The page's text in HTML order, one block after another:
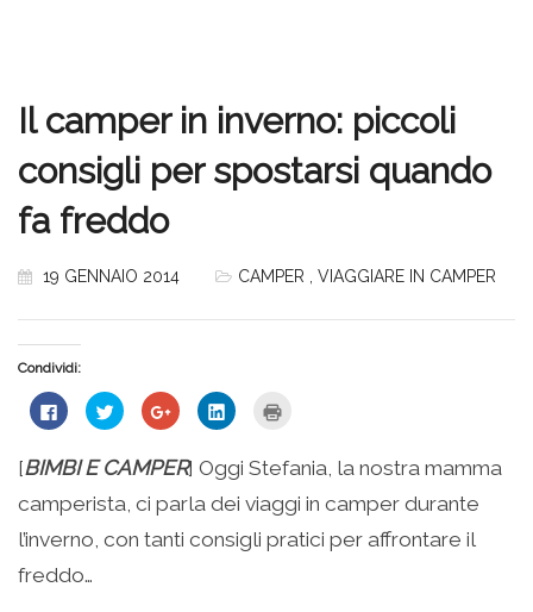
Il camper in inverno: piccoli
consigli per spostarsi quando
fa freddo
19 GENNAIO 2014 CAMPER VIAGGIARE IN CAMPER
Condividi:
Fai
clic
su
Facebook
apre
in
una
nuova
finestra)
Fai
clic
condividere
su
Twitter
(Si
in
una
Fai
clic
condividere
su
Google+
(Si
in
una
Fai
clic
condividere
su
LinkedIn
(Si
in
una
stampare
(Si
apre
in
una
nuova
finestra)
[BIMBI E CAMPER] Oggi Stefania, la nostra mamma
camperista, ci parla dei viaggi in camper durante
l’inverno, con tanti consigli pratici per affrontare il
freddo…